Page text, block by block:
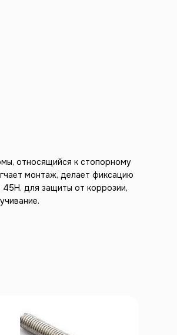
относящийся к стопорному
монтаж, делает фиксацию
для защиты от коррозии,